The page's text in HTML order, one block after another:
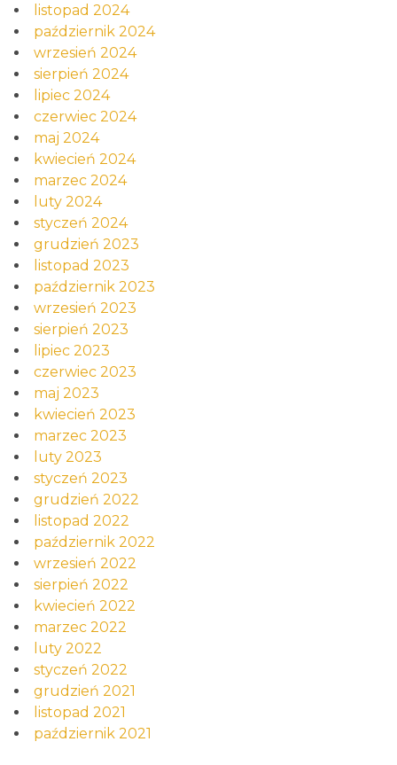
listopad 2024
październik 2024
wrzesień 2024
sierpień 2024
lipiec 2024
czerwiec 2024
maj 2024
kwiecień 2024
marzec 2024
luty 2024
styczeń 2024
grudzień 2023
listopad 2023
październik 2023
wrzesień 2023
sierpień 2023
lipiec 2023
czerwiec 2023
maj 2023
kwiecień 2023
marzec 2023
luty 2023
styczeń 2023
grudzień 2022
listopad 2022
październik 2022
wrzesień 2022
sierpień 2022
kwiecień 2022
marzec 2022
luty 2022
styczeń 2022
grudzień 2021
listopad 2021
październik 2021